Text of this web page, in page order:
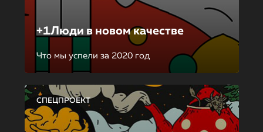
+1Люди в новом качестве
Что мы успели за 2020 год
СПЕЦПРОЕКТ